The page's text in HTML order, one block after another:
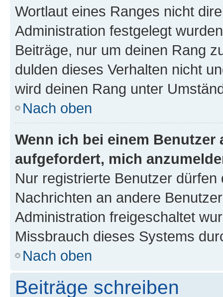
Wortlaut eines Ranges nicht
Administration festgelegt
Beiträge, nur um deinen Rang
dulden dieses Verhalten nicht
wird deinen Rang unter
Nach oben
Wenn ich bei einem
aufgefordert, mich
Nur registrierte Benutzer
Nachrichten an andere
Administration freigeschaltet
Missbrauch dieses Systems
Nach oben
Beiträge schreiben